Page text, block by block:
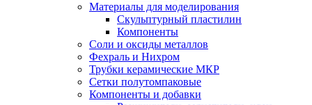
Материалы для моделирования
Скульптурный пластилин
Компоненты
Соли и оксиды металлов
Фехраль и Нихром
Трубки керамические МКР
Сетки полутомпаковые
Компоненты и добавки